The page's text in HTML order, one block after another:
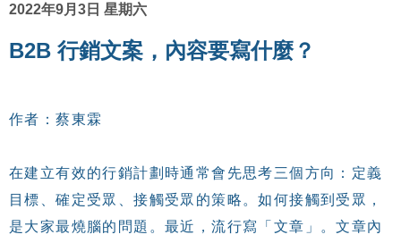
2022年9月3日 星期六
B2B 行銷文案，內容要寫什麼？
作者：蔡東霖
在建立有效的行銷計劃時通常會先思考三個方向：定義
目標、確定受眾、接觸受眾的策略。如何接觸到受眾，
是大家最燒腦的問題。最近，流行寫「文章」。文章內